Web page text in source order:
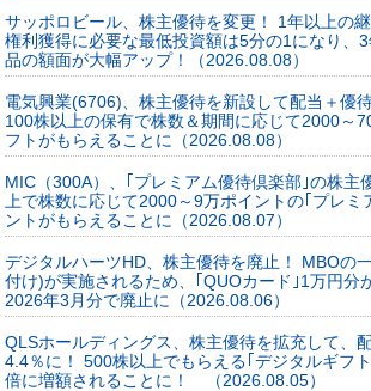
サッポロビール、株主優待を変更！ 1年以上の
権利獲得に必要な最低投資額は5分の1になり、
品の額面が大幅アップ！（2026.08.08）
電気興業(6706)、株主優待を新設して配当＋優
100株以上の保有で株数＆期間に応じて2000～
フトがもらえることに（2026.08.08）
MIC（300A）、｢プレミアム優待倶楽部｣の株主
上で株数に応じて2000～9万ポイントの｢プレミ
ントがもらえることに（2026.08.07）
デジタルハーツHD、株主優待を廃止！ MBOの
付け)が実施されるため、｢QUOカード｣1万円分
2026年3月分で廃止に（2026.08.06）
QLSホールディングス、株主優待を拡充して、
4.4％に！ 500株以上でもらえる｢デジタルギフ
倍に増額されることに！ （2026.08.05）